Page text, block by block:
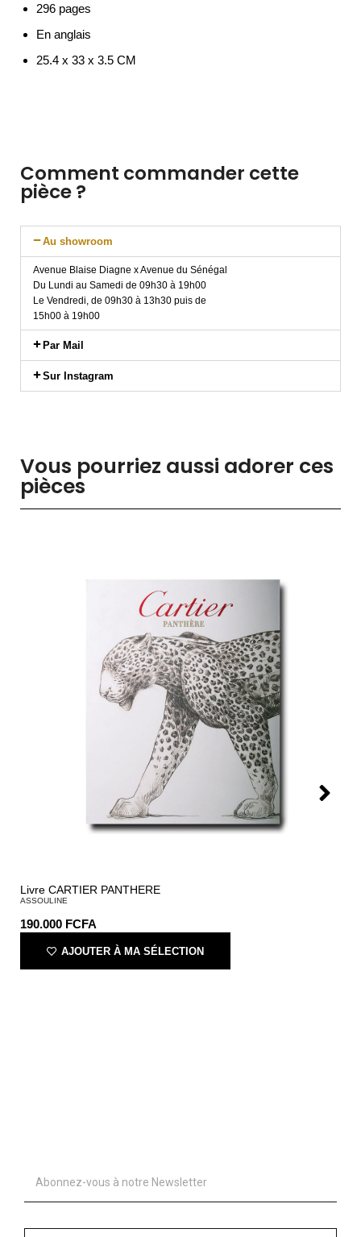
296 pages
En anglais
25.4 x 33 x 3.5 CM
Comment commander cette
pièce ?
Au showroom
Avenue Blaise Diagne x Avenue du Sénégal
Du Lundi au Samedi de 09h30 à 19h00
Le Vendredi, de 09h30 à 13h30 puis de
15h00 à 19h00
Par Mail
Sur Instagram
Vous pourriez aussi adorer ces
pièces
Livre CARTIER PANTHERE
ASSOULINE
190.000 FCFA
AJOUTER À MA SÉLECTION